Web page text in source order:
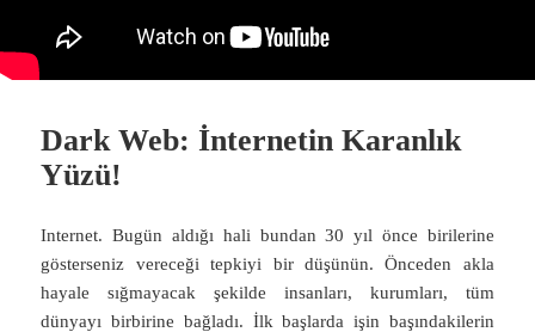
Dark Web: İnternetin Karanlık
Yüzü!
Internet. Bugün aldığı hali bundan 30 yıl önce birilerine
gösterseniz vereceği tepkiyi bir düşünün. Önceden akla
hayale sığmayacak şekilde insanları, kurumları, tüm
dünyayı birbirine bağladı. İlk başlarda işin başındakilerin